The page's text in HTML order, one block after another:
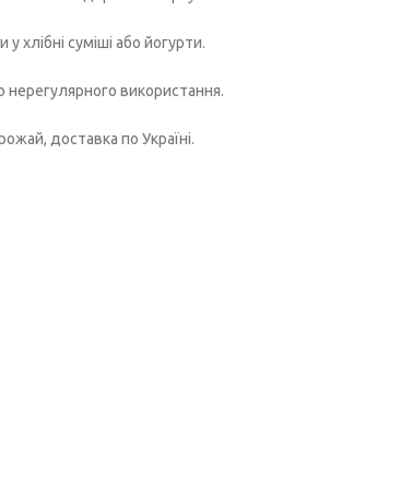
хлібні суміші або йогурти.
нерегулярного використання.
доставка по Україні.